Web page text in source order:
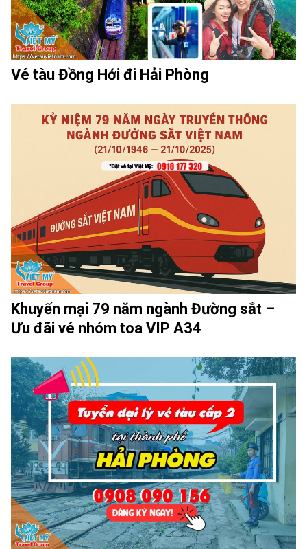
Vé tàu Đồng Hới đi Hải Phòng
Khuyến mại 79 năm ngành Đường sắt –
Ưu đãi vé nhóm toa VIP A34